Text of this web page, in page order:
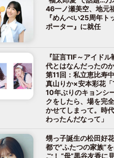
46一ノ瀬美空、地元
『めんべい25周年ト
ポーター』に就任
『証言TIF～アイドル
代とはなんだったのか
第11回：私立恵比寿
真山りか×安本彩花「
10年ぶりのキョンシ
クをしたら、場を完
かせてしまって。時
わったんだなって」
甥っ子誕生の松田好
都で“ふたつの家族”
ご！ “母”黒谷友香に